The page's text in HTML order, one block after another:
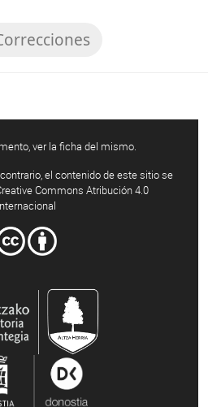
ver la ficha del mismo.
el contenido de este sitio se
Commons Atribución 4.0